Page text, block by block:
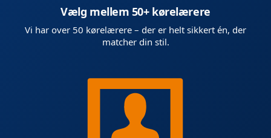
Vælg mellem 50+ kørelærere
Vi har over 50 kørelærere – der er helt sikkert én, der
matcher din stil.